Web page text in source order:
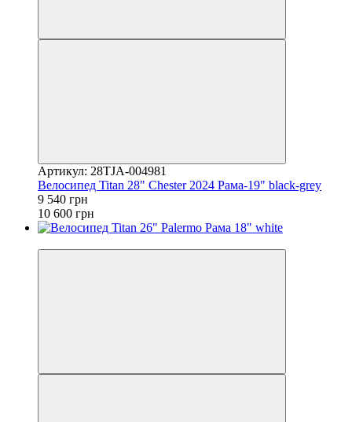
Артикул: 28TJA-004981
Велосипед Titan 28" Chester 2024 Рама-19" black-grey
9 540 грн
10 600 грн